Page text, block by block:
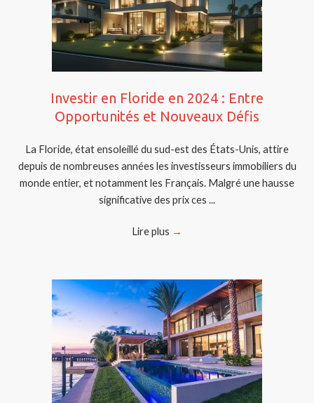
Investir en Floride en 2024 : Entre
Opportunités et Nouveaux Défis
La Floride, état ensoleillé du sud-est des États-Unis, attire
depuis de nombreuses années les investisseurs immobiliers du
monde entier, et notamment les Français. Malgré une hausse
significative des prix ces ...
Lire plus →